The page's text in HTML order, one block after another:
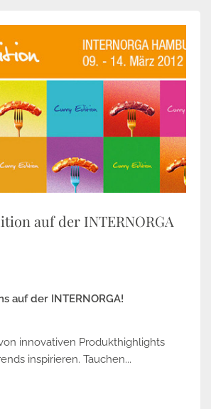
auf der INTERNORGA
auf der INTERNORGA!
innovativen Produkthighlights
inspirieren. Tauchen...